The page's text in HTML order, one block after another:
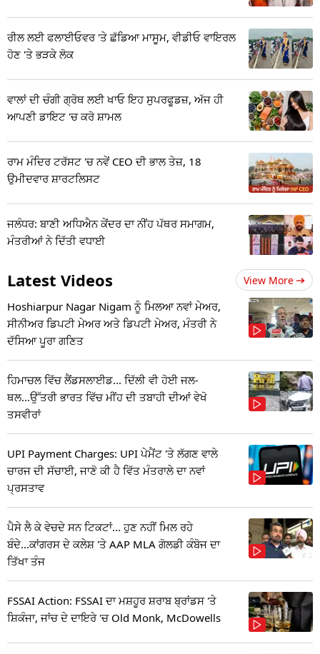
ਰੀਲ ਲਈ ਫਲਾਈਓਵਰ 'ਤੇ ਛੱਡਿਆ ਮਾਸੂਮ, ਵੀਡੀਓ ਵਾਇਰਲ
ਹੋਣ 'ਤੇ ਭੜਕੇ ਲੋਕ
ਵਾਲਾਂ ਦੀ ਚੰਗੀ ਗ੍ਰੋਥ ਲਈ ਖਾਓ ਇਹ ਸੁਪਰਫੂਡਜ਼, ਅੱਜ ਹੀ
ਆਪਣੀ ਡਾਇਟ 'ਚ ਕਰੋ ਸ਼ਾਮਲ
ਰਾਮ ਮੰਦਿਰ ਟਰੱਸਟ 'ਚ ਨਵੇਂ CEO ਦੀ ਭਾਲ ਤੇਜ਼, 18
ਉਮੀਦਵਾਰ ਸ਼ਾਰਟਲਿਸਟ
ਜਲੰਧਰ: ਬਾਣੀ ਅਧਿਐਨ ਕੇਂਦਰ ਦਾ ਨੀਂਹ ਪੱਥਰ ਸਮਾਗਮ,
ਮੰਤਰੀਆਂ ਨੇ ਦਿੱਤੀ ਵਧਾਈ
Latest Videos View More
Hoshiarpur Nagar Nigam ਨੂੰ ਮਿਲਆ ਨਵਾਂ ਮੇਅਰ,
ਸੀਨੀਅਰ ਡਿਪਟੀ ਮੇਅਰ ਅਤੇ ਡਿਪਟੀ ਮੇਅਰ, ਮੰਤਰੀ ਨੇ
ਦੱਸਿਆ ਪੂਰਾ ਗਣਿਤ
ਹਿਮਾਚਲ ਵਿੱਚ ਲੈਂਡਸਲਾਈਡ... ਦਿੱਲੀ ਵੀ ਹੋਈ ਜਲ-
ਥਲ...ਉੱਤਰੀ ਭਾਰਤ ਵਿੱਚ ਮੀਂਹ ਦੀ ਤਬਾਹੀ ਦੀਆਂ ਵੇਖੋ
ਤਸਵੀਰਾਂ
UPI Payment Charges: UPI ਪੇਮੈਂਟ 'ਤੇ ਲੱਗਣ ਵਾਲੇ
ਚਾਰਜ ਦੀ ਸੱਚਾਈ, ਜਾਣੋ ਕੀ ਹੈ ਵਿੱਤ ਮੰਤਰਾਲੇ ਦਾ ਨਵਾਂ
ਪ੍ਰਸਤਾਵ
ਪੈਸੇ ਲੈ ਕੇ ਵੇਚਦੇ ਸਨ ਟਿਕਟਾਂ... ਹੁਣ ਨਹੀਂ ਮਿਲ ਰਹੇ
ਬੰਦੇ...ਕਾਂਗਰਸ ਦੇ ਕਲੇਸ਼ 'ਤੇ AAP MLA ਗੋਲਡੀ ਕੰਬੋਜ ਦਾ
ਤਿੱਖਾ ਤੰਜ
FSSAI Action: FSSAI ਦਾ ਮਸ਼ਹੂਰ ਸ਼ਰਾਬ ਬ੍ਰਾਂਡਸ 'ਤੇ
ਸ਼ਿਕੰਜਾ, ਜਾਂਚ ਦੇ ਦਾਇਰੇ 'ਚ Old Monk, McDowells